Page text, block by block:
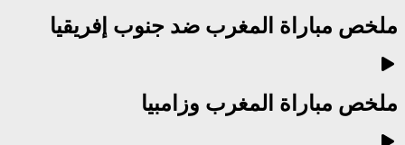
ملخص مباراة المغرب ضد جنوب إفريقيا
ملخص مباراة المغرب وزامبيا